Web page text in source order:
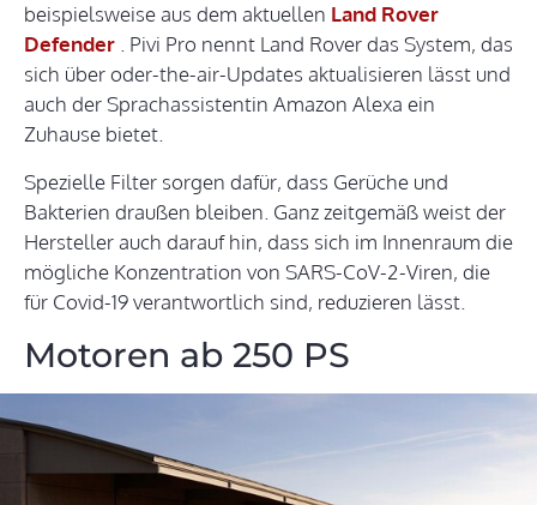
beispielsweise aus dem aktuellen Land Rover
Defender . Pivi Pro nennt Land Rover das System, das
sich über oder-the-air-Updates aktualisieren lässt und
auch der Sprachassistentin Amazon Alexa ein
Zuhause bietet.
Spezielle Filter sorgen dafür, dass Gerüche und
Bakterien draußen bleiben. Ganz zeitgemäß weist der
Hersteller auch darauf hin, dass sich im Innenraum die
mögliche Konzentration von SARS-CoV-2-Viren, die
für Covid-19 verantwortlich sind, reduzieren lässt.
Motoren ab 250 PS